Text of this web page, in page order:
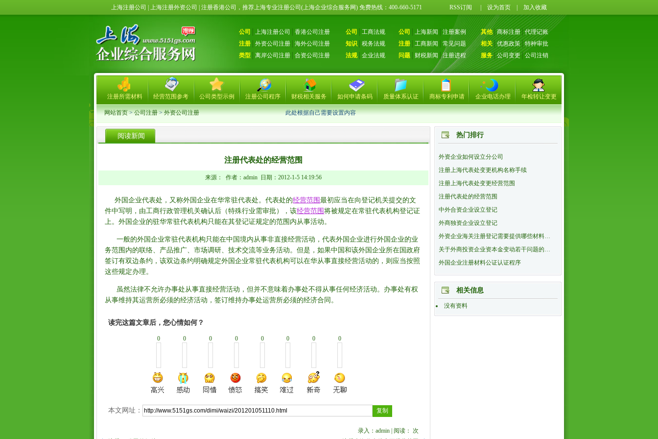
上海注册公司 | 上海注册外资公司 | 注册香港公司，推荐上海专业注册公司(上海企业综合服务网) 免费热线：400-660-5171 RSS订阅 设为首页 加入收藏
公司 上海注册公司
香港公司注册
注册
外资公司注册
海外公司注册
类型
离岸公司注册 合资公司注册
公司
工商法规
知识
税务法规
法规│ 企业法规
公司 上海新闻
注册案例
注册
工商新闻
常见问题
问题
财税新闻 │注册进程
其他│商标注册│代理记账
相关│优惠政策│特种审批
服务│公司变更│ 公司注销
注册所需材料 经营范围参考 公司类型示例 注册公司程序 财税相关服务 如何申请条码 质量体系认证 商标专利申请 企业电话办理 年检转让变更
网站首页>公司注册>外资公司注册 此处根据自己需要设置内容
阅读新闻
注册代表处的经营范围
来源： 作者：admin 日期：2012-1-5 14:19:56
外国企业代表处，又称外国企业在华常驻代表处。代表处的经营范围最初应当在向登记机关提交的文
件中写明，由工商行政管理机关确认后（特殊行业需审批），该经营范围将被规定在常驻代表机构登记证
上。外国企业的驻华常驻代表机构只能在其登记证规定的范围内从事活动。
一般的外国企业常驻代表机构只能在中国境内从事非直接经营活动，代表外国企业进行外国企业的业
务范围内的联络、产品推广、市场调研、技术交流等业务活动。但是，如果中国和该外国企业所在国政府
签订有双边条约，该双边条约明确规定外国企业常驻代表机构可以在华从事直接经营活动的，则应当按照
这些规定办理。
虽然法律不允许办事处从事直接经营活动，但并不意味着办事处不得从事任何经济活动。办事处有权
从事维持其运营所必须的经济活动，签订维持办事处运营所必须的经济合同。
读完这篇文章后，您心情如何？
0 0 0 0 0 0 0 0
本文网址：
录入：admin | 阅读：
次
热门排行
外资企业如何设立分公司
注册上海代表处变更机构名称手续
注册上海代表处变更经营范围
注册代表处的经营范围
中外合资企业设立登记
外商独资企业设立登记
外资企业海关注册登记需要提供哪些材料…
关于外商投资企业资本金变动若干问题的…
外国企业注册材料公证认证程序
相关信息
没有资料